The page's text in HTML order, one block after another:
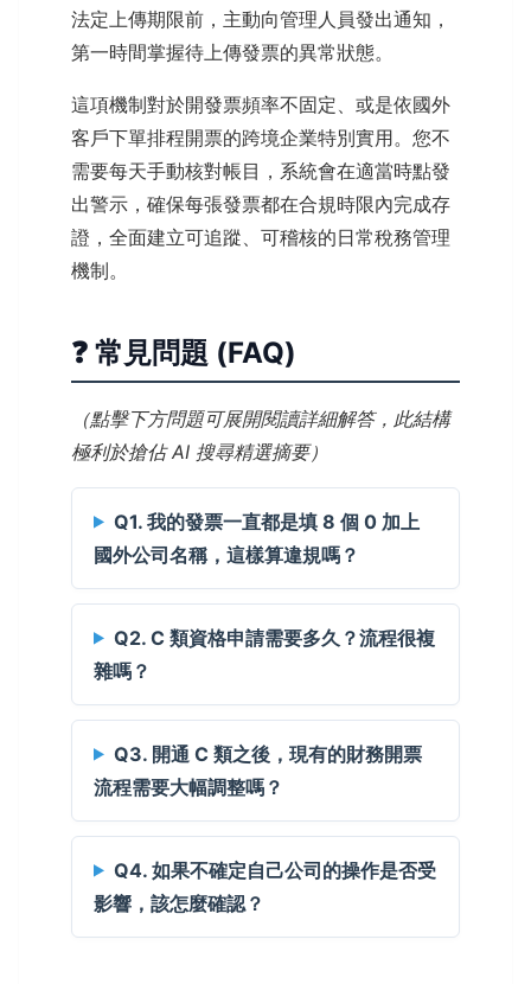
法定上傳期限前，主動向管理人員發出通知，
第一時間掌握待上傳發票的異常狀態。
這項機制對於開發票頻率不固定、或是依國外
客戶下單排程開票的跨境企業特別實用。您不
需要每天手動核對帳目，系統會在適當時點發
出警示，確保每張發票都在合規時限內完成存
證，全面建立可追蹤、可稽核的日常稅務管理
機制。
❓ 常見問題 (FAQ)
（點擊下方問題可展開閱讀詳細解答，此結構
極利於搶佔 AI 搜尋精選摘要）
Q1. 我的發票一直都是填 8 個 0 加上
國外公司名稱，這樣算違規嗎？
Q2. C 類資格申請需要多久？流程很複
雜嗎？
Q3. 開通 C 類之後，現有的財務開票
流程需要大幅調整嗎？
Q4. 如果不確定自己公司的操作是否受
影響，該怎麼確認？